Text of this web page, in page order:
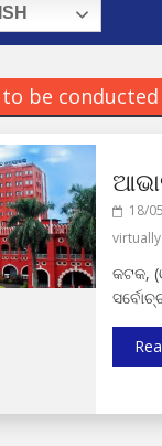
be
18/
virtually
କଟକ,